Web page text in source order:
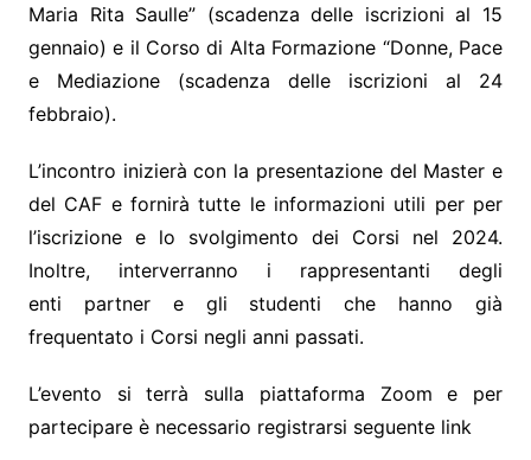
Maria Rita Saulle” (scadenza delle iscrizioni al 15
gennaio) e il Corso di Alta Formazione “Donne, Pace
e Mediazione (scadenza delle iscrizioni al 24
febbraio).
L’incontro inizierà con la presentazione del Master e
del CAF e fornirà tutte le informazioni utili per per
l’iscrizione e lo svolgimento dei Corsi nel 2024.
Inoltre, interverranno i rappresentanti degli
enti partner e gli studenti che hanno già
frequentato i Corsi negli anni passati.
L’evento si terrà sulla piattaforma Zoom e per
partecipare è necessario registrarsi seguente link